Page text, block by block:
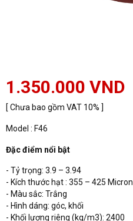
1.350.000 VND
[ Chưa bao gồm VAT 10% ]
Model : F46
Đặc điểm nổi bật
- Tỷ trọng: 3.9 – 3.94
- Kích thước hạt : 355 – 425 Micron
- Màu sắc: Trắng
- Hình dáng: góc, khối
- Khối lượng riêng (kg/m3): 2400